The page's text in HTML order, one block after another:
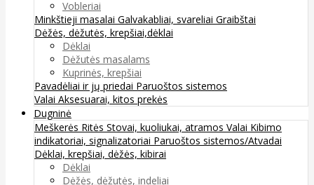
Vobleriai
Minkštieji masalai Galvakabliai, svareliai Graibštai
Dėžės, dėžutės, krepšiai,dėklai
Dėklai
Dėžutės masalams
Kuprinės, krepšiai
Pavadėliai ir jų priedai Paruoštos sistemos
Valai Aksesuarai, kitos prekės
Dugninė
Meškerės Ritės Stovai, kuoliukai, atramos Valai Kibimo
indikatoriai, signalizatoriai Paruoštos sistemos/Atvadai
Dėklai, krepšiai, dėžės, kibirai
Dėklai
Dėžės, dėžutės, indeliai